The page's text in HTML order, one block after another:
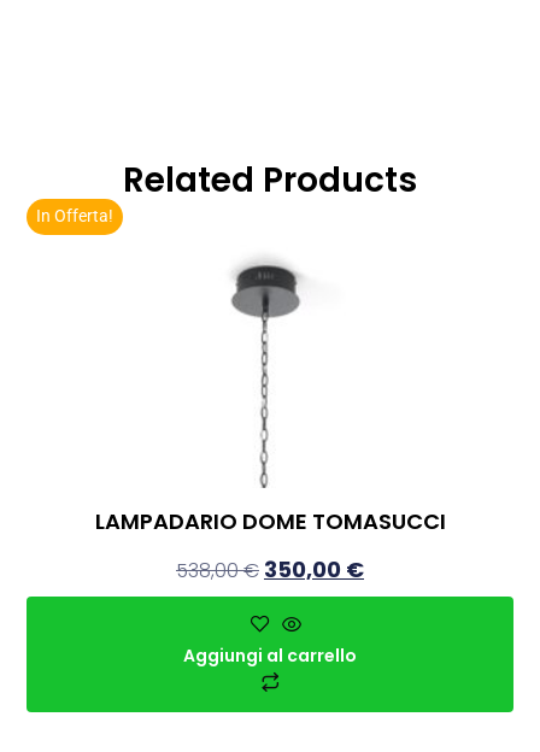
Related Products
In Offerta!
LAMPADARIO DOME TOMASUCCI
538,00€ 350,00 €
Aggiungi al carrello